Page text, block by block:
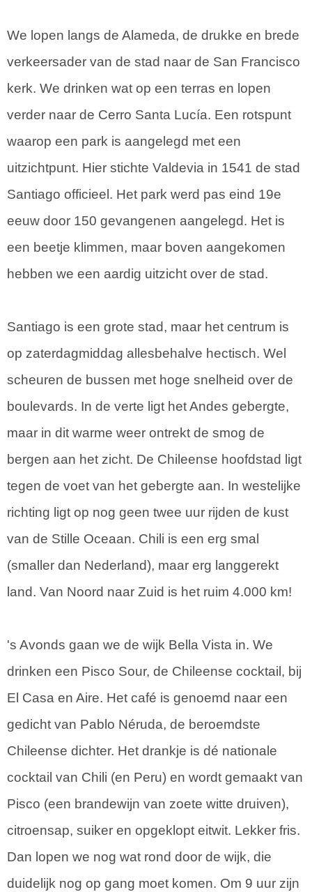
We lopen langs de Alameda, de drukke en brede
verkeersader van de stad naar de San Francisco
kerk. We drinken wat op een terras en lopen
verder naar de Cerro Santa Lucía. Een rotspunt
waarop een park is aangelegd met een
uitzichtpunt. Hier stichte Valdevia in 1541 de stad
Santiago officieel. Het park werd pas eind 19e
eeuw door 150 gevangenen aangelegd. Het is
een beetje klimmen, maar boven aangekomen
hebben we een aardig uitzicht over de stad.
Santiago is een grote stad, maar het centrum is
op zaterdagmiddag allesbehalve hectisch. Wel
scheuren de bussen met hoge snelheid over de
boulevards. In de verte ligt het Andes gebergte,
maar in dit warme weer ontrekt de smog de
bergen aan het zicht. De Chileense hoofdstad ligt
tegen de voet van het gebergte aan. In westelijke
richting ligt op nog geen twee uur rijden de kust
van de Stille Oceaan. Chili is een erg smal
(smaller dan Nederland), maar erg langgerekt
land. Van Noord naar Zuid is het ruim 4.000 km!
's Avonds gaan we de wijk Bella Vista in. We
drinken een Pisco Sour, de Chileense cocktail, bij
El Casa en Aire. Het café is genoemd naar een
gedicht van Pablo Néruda, de beroemdste
Chileense dichter. Het drankje is dé nationale
cocktail van Chili (en Peru) en wordt gemaakt van
Pisco (een brandewijn van zoete witte druiven),
citroensap, suiker en opgeklopt eitwit. Lekker fris.
Dan lopen we nog wat rond door de wijk, die
duidelijk nog op gang moet komen. Om 9 uur zijn